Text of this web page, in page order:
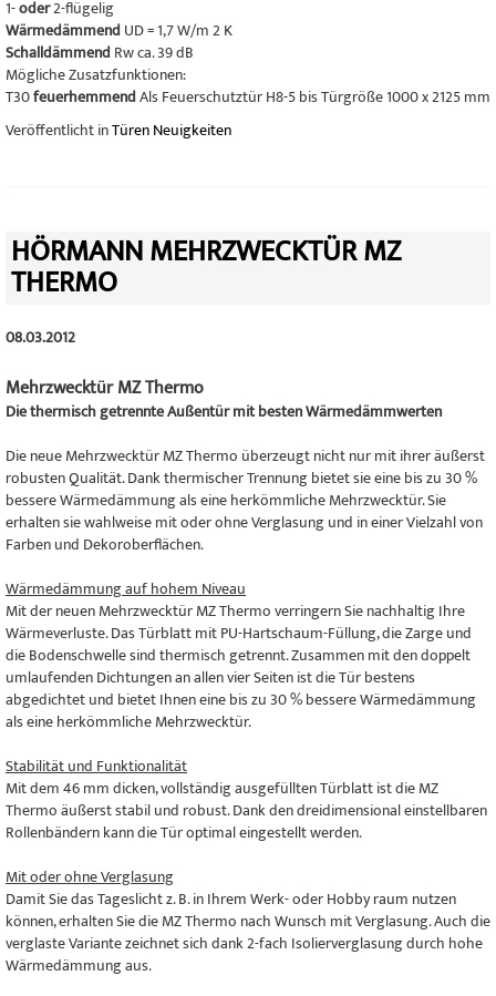
1-oder2-flügelig
Wärmedämmend UD = 1,7 W/m 2 K
Schalldämmend Rw ca. 39 dB
Mögliche Zusatzfunktionen:
T30feuerhemmendAls Feuerschutztür H8-5 bis Türgröße 1000 x 2125 mm
Veröffentlicht inTüren Neuigkeiten
HÖRMANN MEHRZWECKTÜR MZ
THERMO
08.03.2012
Mehrzwecktür MZ Thermo
Die thermisch getrennte Außentür mit besten Wärmedämmwerten
Die neue Mehrzwecktür MZ Thermo überzeugt nicht nur mit ihrer äußerst
robusten Qualität. Dank thermischer Trennung bietet sie eine bis zu 30 %
bessere Wärmedämmung als eine herkömmliche Mehrzwecktür. Sie
erhalten sie wahlweise mit oder ohne Verglasung und in einer Vielzahl von
Farben und Dekoroberflächen.
Wärmedämmung auf hohem Niveau
Mit der neuen Mehrzwecktür MZ Thermo verringern Sie nachhaltig Ihre
Wärmeverluste. Das Türblatt mit PU-Hartschaum-Füllung, die Zarge und
die Bodenschwelle sind thermisch getrennt. Zusammen mit den doppelt
umlaufenden Dichtungen an allen vier Seiten ist die Tür bestens
abgedichtet und bietet Ihnen eine bis zu 30 % bessere Wärmedämmung
als eine herkömmliche Mehrzwecktür.
Stabilität und Funktionalität
Mit dem 46 mm dicken, vollständig ausgefüllten Türblatt ist die MZ
Thermo äußerst stabil und robust. Dank den dreidimensional einstellbaren
Rollenbändern kann die Tür optimal eingestellt werden.
Mit oder ohne Verglasung
Damit Sie das Tageslicht z. B. in Ihrem Werk- oder Hobby raum nutzen
können, erhalten Sie die MZ Thermo nach Wunsch mit Verglasung. Auch die
verglaste Variante zeichnet sich dank 2-fach Isolierverglasung durch hohe
Wärmedämmung aus.